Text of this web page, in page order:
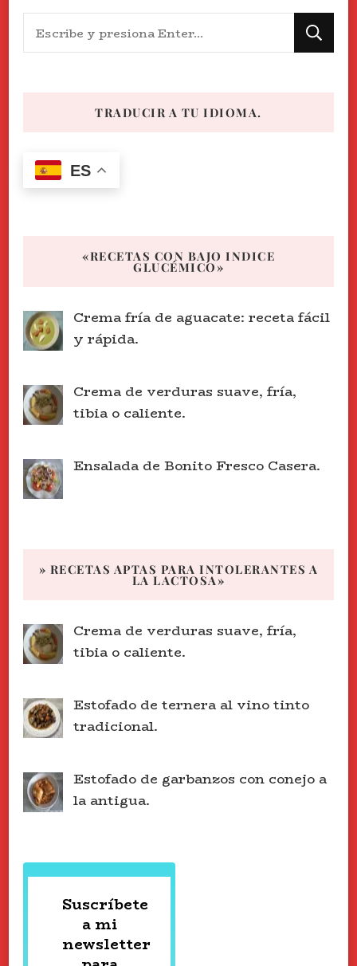
¿Buscas
algo?
TRADUCIR A TU IDIOMA.
ES
«RECETAS CON BAJO INDICE
GLUCÉMICO»
Crema fría de aguacate: receta fácil
y rápida.
Crema de verduras suave, fría,
tibia o caliente.
Ensalada de Bonito Fresco Casera.
» RECETAS APTAS PARA INTOLERANTES A
LA LACTOSA»
Crema de verduras suave, fría,
tibia o caliente.
Estofado de ternera al vino tinto
tradicional.
Estofado de garbanzos con conejo a
la antigua.
Suscríbete
a mi
newsletter